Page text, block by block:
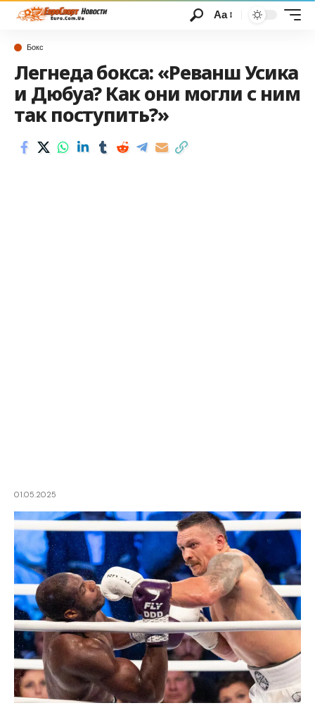
Аа
Бокс
Легнеда бокса: «Реванш Усика
и Дюбуа? Как они могли с ним
так поступить?»
01.05.2025